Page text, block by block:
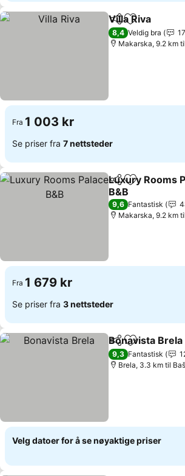
Del Legg til i
Villa Riva
8,4 Veldig bra
Makarska, 9.2 km
Fra 1 003 kr
Se priser fra 7 nettsteder
Del Legg til i
Luxury Rooms
B&B
Se priser
9,6 Fantastisk
Makarska, 9.2 km
Fra 1 679 kr
Se priser fra 3 nettsteder
Del Legg til i
Bonavista Brela
9,3 Fantastisk
Brela, 3.3 km til
Velg datoer for å se nøyaktige priser